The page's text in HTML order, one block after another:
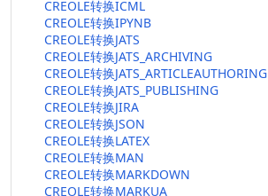
CREOLE转换ICML
CREOLE转换IPYNB
CREOLE转换JATS
CREOLE转换JATS_ARCHIVING
CREOLE转换JATS_ARTICLEAUTHORING
CREOLE转换JATS_PUBLISHING
CREOLE转换JIRA
CREOLE转换JSON
CREOLE转换LATEX
CREOLE转换MAN
CREOLE转换MARKDOWN
CREOLE转换MARKUA